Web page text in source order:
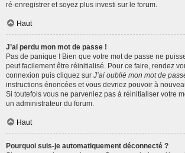
ré-enregistrer et soyez plus investi sur le forum.
Haut
J’ai perdu mon mot de passe !
Pas de panique ! Bien que votre mot de passe ne
peut facilement être réinitialisé. Pour ce faire, rendez
connexion puis cliquez sur J’ai oublié mon mot de
instructions énoncées et vous devriez pouvoir à
Si toutefois vous ne parveniez pas à réinitialiser votre
un administrateur du forum.
Haut
Pourquoi suis-je automatiquement déconnecté ?